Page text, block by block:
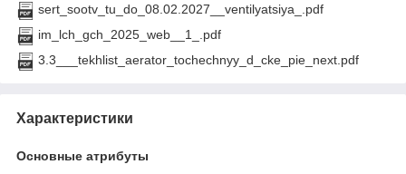
sert_sootv_tu_do_08.02.2027__ventilyatsiya_.pdf
im_lch_gch_2025_web__1_.pdf
3.3___tekhlist_aerator_tochechnyy_d_cke_pie_next.pdf
Характеристики
Основные атрибуты